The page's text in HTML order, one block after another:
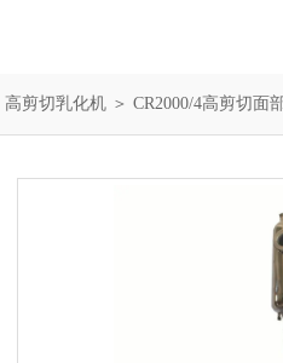
高剪切乳化机 ＞ CR2000/4高剪切面